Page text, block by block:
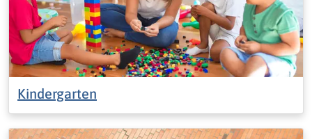
Kindergarten